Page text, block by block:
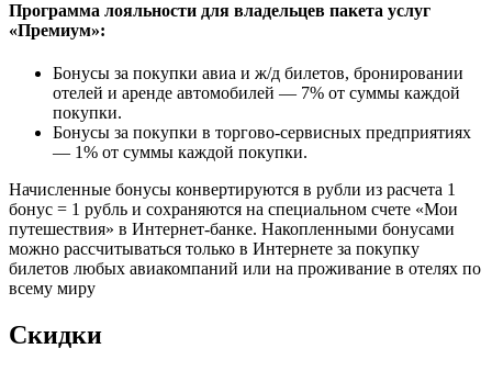
Программа лояльности для владельцев пакета услуг
«Премиум»:
Бонусы за покупки авиа и ж/д билетов, бронировании
отелей и аренде автомобилей — 7% от суммы каждой
покупки.
Бонусы за покупки в торгово-сервисных предприятиях
— 1% от суммы каждой покупки.
Начисленные бонусы конвертируются в рубли из расчета 1
бонус = 1 рубль и сохраняются на специальном счете «Мои
путешествия» в Интернет-банке. Накопленными бонусами
можно рассчитываться только в Интернете за покупку
билетов любых авиакомпаний или на проживание в отелях по
всему миру
Скидки